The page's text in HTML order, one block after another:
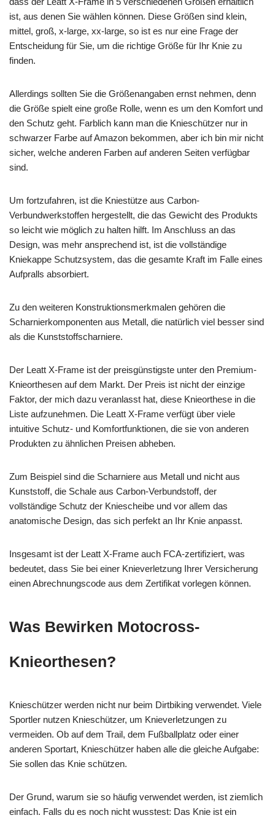
ist, aus denen Sie wählen können. Diese Größen sind klein,
mittel, groß, x-large, xx-large, so ist es nur eine Frage der
Entscheidung für Sie, um die richtige Größe für Ihr Knie zu
finden.
Allerdings sollten Sie die Größenangaben ernst nehmen, denn
die Größe spielt eine große Rolle, wenn es um den Komfort und
den Schutz geht. Farblich kann man die Knieschützer nur in
schwarzer Farbe auf Amazon bekommen, aber ich bin mir nicht
sicher, welche anderen Farben auf anderen Seiten verfügbar
sind.
Um fortzufahren, ist die Kniestütze aus Carbon-
Verbundwerkstoffen hergestellt, die das Gewicht des Produkts
so leicht wie möglich zu halten hilft. Im Anschluss an das
Design, was mehr ansprechend ist, ist die vollständige
Kniekappe Schutzsystem, das die gesamte Kraft im Falle eines
Aufpralls absorbiert.
Zu den weiteren Konstruktionsmerkmalen gehören die
Scharnierkomponenten aus Metall, die natürlich viel besser sind
als die Kunststoffscharniere.
Der Leatt X-Frame ist der preisgünstigste unter den Premium-
Knieorthesen auf dem Markt. Der Preis ist nicht der einzige
Faktor, der mich dazu veranlasst hat, diese Knieorthese in die
Liste aufzunehmen. Die Leatt X-Frame verfügt über viele
intuitive Schutz- und Komfortfunktionen, die sie von anderen
Produkten zu ähnlichen Preisen abheben.
Zum Beispiel sind die Scharniere aus Metall und nicht aus
Kunststoff, die Schale aus Carbon-Verbundstoff, der
vollständige Schutz der Kniescheibe und vor allem das
anatomische Design, das sich perfekt an Ihr Knie anpasst.
Insgesamt ist der Leatt X-Frame auch FCA-zertifiziert, was
bedeutet, dass Sie bei einer Knieverletzung Ihrer Versicherung
einen Abrechnungscode aus dem Zertifikat vorlegen können.
Was Bewirken Motocross-
Knieorthesen?
Knieschützer werden nicht nur beim Dirtbiking verwendet. Viele
Sportler nutzen Knieschützer, um Knieverletzungen zu
vermeiden. Ob auf dem Trail, dem Fußballplatz oder einer
anderen Sportart, Knieschützer haben alle die gleiche Aufgabe:
Sie sollen das Knie schützen.
Der Grund, warum sie so häufig verwendet werden, ist ziemlich
einfach. Falls du es noch nicht wusstest: Das Knie ist ein